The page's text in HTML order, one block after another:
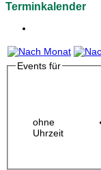
Terminkalender
Events für
ohne
Uhrzeit